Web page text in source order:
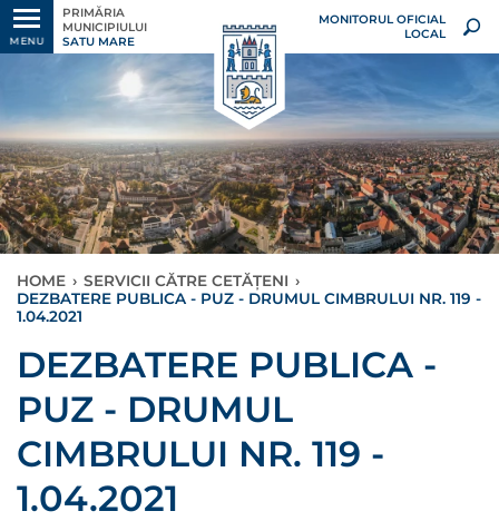
MENU
PRIMĂRIA
MUNICIPIULUI
SATU MARE
MONITORUL OFICIAL
LOCAL
HOME › SERVICII CĂTRE CETĂȚENI ›
DEZBATERE PUBLICA - PUZ - DRUMUL CIMBRULUI NR. 119 -
1.04.2021
DEZBATERE PUBLICA -
PUZ - DRUMUL
CIMBRULUI NR. 119 -
1.04.2021